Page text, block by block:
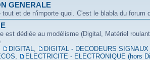
GENERALE
tout et de n'importe quoi. C'est le blabla du forum
est dédiée au modélisme (Digital, Matériel
DIGITAL,
DIGITAL - DECODEURS
,
ELECTRICITE - ELECTRONIQUE (hors